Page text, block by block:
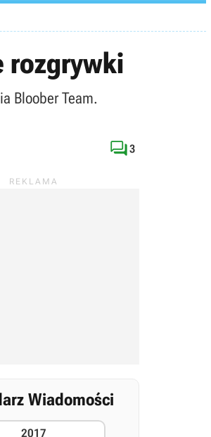
rozgrywki
Bloober Team.
3
Wiadomości
2017